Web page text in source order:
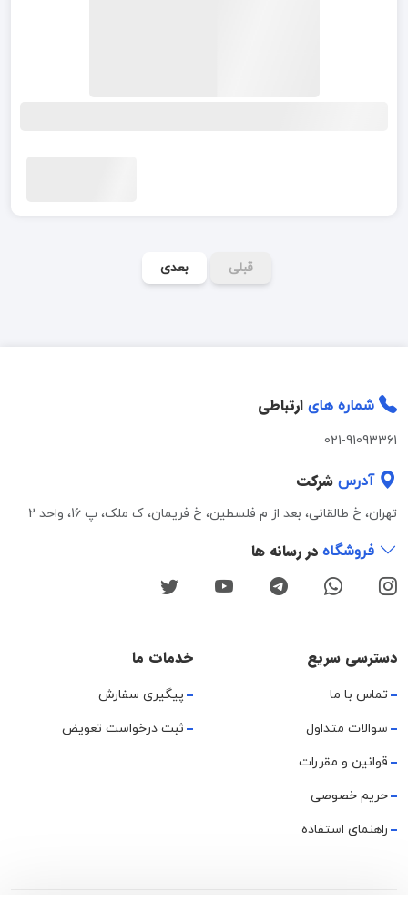
قبلی بعدی
شماره های ارتباطی
021-91093361
آدرس شرکت
تهران، خ طالقانی، بعد از م فلسطین، خ فریمان، ک ملک، پ 16، واحد 2
فروشگاه در رسانه ها
دسترسی سریع
تماس با ما
سوالات متداول
قوانین و مقررات
حریم خصوصی
راهنمای استفاده
خدمات ما
پیگیری سفارش
ثبت درخواست تعویض